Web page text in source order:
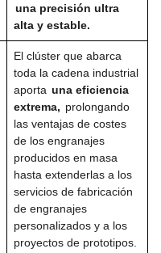
una precisión ultra
alta y estable.
El clúster que abarca
toda la cadena industrial
aporta una eficiencia
extrema, prolongando
las ventajas de costes
de los engranajes
producidos en masa
hasta extenderlas a los
servicios de fabricación
de engranajes
personalizados y a los
proyectos de prototipos.